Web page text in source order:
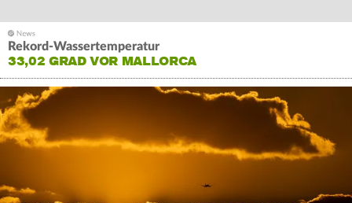
Rekord-Wassertemperatur
33,02 GRAD VOR MALLORCA